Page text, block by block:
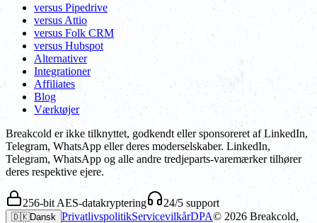
versus Pipedrive
versus Attio
versus Folk CRM
versus Hubspot
Alternativer
Integrationer
Affiliates
Blog
Værktøjer
Breakcold er ikke tilknyttet, godkendt eller sponsoreret af LinkedIn,
Telegram, WhatsApp eller deres moderselskaber. LinkedIn,
Telegram, WhatsApp og alle andre tredjeparts-varemærker tilhører
deres respektive ejere.
256-bit AES-datakryptering 24/5 support
🇩🇰Dansk PrivatlivspolitikServicevilkårDPA© 2026 Breakcold,